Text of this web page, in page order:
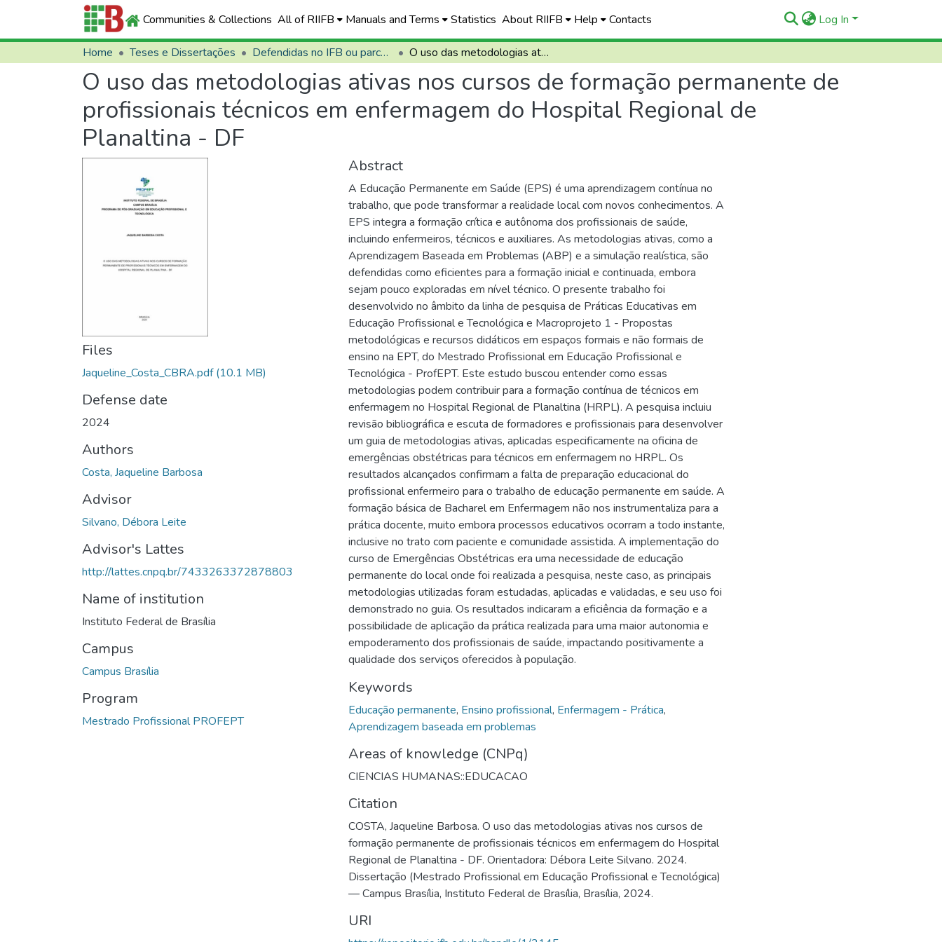
Communities & Collections All of RIIFB Manuals and Terms Statistics About RIIFB Help Contacts Log In
Home Teses e Dissertações Defendidas no IFB ou parceiros O uso das metodologias ativas nos cursos de formação permanente de profissionais técnicos em enfermagem do Hospital Regional de Planaltina - DF
O uso das metodologias ativas nos cursos de formação permanente de
profissionais técnicos em enfermagem do Hospital Regional de
Planaltina - DF
Files
Jaqueline_Costa_CBRA.pdf(10.1 MB)
Defense date
2024
Authors
Costa, Jaqueline Barbosa
Advisor
Silvano, Débora Leite
Advisor's Lattes
http://lattes.cnpq.br/7433263372878803
Name of institution
Instituto Federal de Brasília
Campus
Campus Brasília
Program
Mestrado Profissional PROFEPT
Abstract
A Educação Permanente em Saúde (EPS) é uma aprendizagem contínua no
trabalho, que pode transformar a realidade local com novos conhecimentos. A
EPS integra a formação crítica e autônoma dos profissionais de saúde,
incluindo enfermeiros, técnicos e auxiliares. As metodologias ativas, como a
Aprendizagem Baseada em Problemas (ABP) e a simulação realística, são
defendidas como eficientes para a formação inicial e continuada, embora
sejam pouco exploradas em nível técnico. O presente trabalho foi
desenvolvido no âmbito da linha de pesquisa de Práticas Educativas em
Educação Profissional e Tecnológica e Macroprojeto 1 - Propostas
metodológicas e recursos didáticos em espaços formais e não formais de
ensino na EPT, do Mestrado Profissional em Educação Profissional e
Tecnológica - ProfEPT. Este estudo buscou entender como essas
metodologias podem contribuir para a formação contínua de técnicos em
enfermagem no Hospital Regional de Planaltina (HRPL). A pesquisa incluiu
revisão bibliográfica e escuta de formadores e profissionais para desenvolver
um guia de metodologias ativas, aplicadas especificamente na oficina de
emergências obstétricas para técnicos em enfermagem no HRPL. Os
resultados alcançados confirmam a falta de preparação educacional do
profissional enfermeiro para o trabalho de educação permanente em saúde. A
formação básica de Bacharel em Enfermagem não nos instrumentaliza para a
prática docente, muito embora processos educativos ocorram a todo instante,
inclusive no trato com paciente e comunidade assistida. A implementação do
curso de Emergências Obstétricas era uma necessidade de educação
permanente do local onde foi realizada a pesquisa, neste caso, as principais
metodologias utilizadas foram estudadas, aplicadas e validadas, e seu uso foi
demonstrado no guia. Os resultados indicaram a eficiência da formação e a
possibilidade de aplicação da prática realizada para uma maior autonomia e
empoderamento dos profissionais de saúde, impactando positivamente a
qualidade dos serviços oferecidos à população.
Keywords
Educação permanente, Ensino profissional, Enfermagem - Prática,
Aprendizagem baseada em problemas
Areas of knowledge (CNPq)
CIENCIAS HUMANAS::EDUCACAO
Citation
COSTA, Jaqueline Barbosa. O uso das metodologias ativas nos cursos de
formação permanente de profissionais técnicos em enfermagem do Hospital
Regional de Planaltina - DF. Orientadora: Débora Leite Silvano. 2024.
Dissertação (Mestrado Profissional em Educação Profissional e Tecnológica)
— Campus Brasília, Instituto Federal de Brasília, Brasília, 2024.
URI